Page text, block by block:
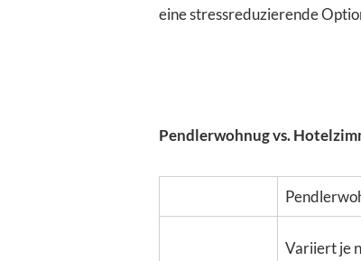
eine stressreduzierende
Pendlerwohnug vs.
Variiert je